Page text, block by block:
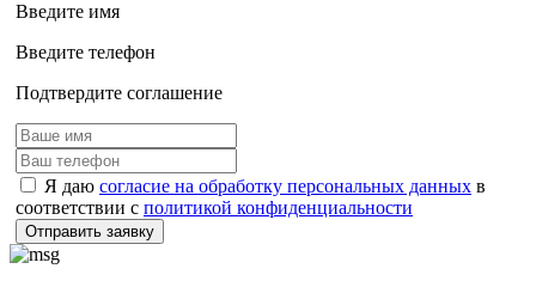
Введите имя
Введите телефон
Подтвердите соглашение
Я даю согласие на обработку персональных данных в
соответствии с политикой конфиденциальности
Отправить заявку